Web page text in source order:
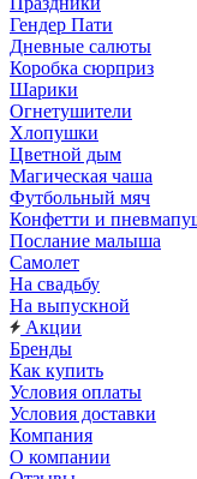
Гендер Пати
Дневные салюты
Коробка сюрприз
Шарики
Огнетушители
Хлопушки
Цветной дым
Магическая чаша
Футбольный мяч
Конфетти и
Послание малыша
Самолет
На свадьбу
На выпускной
Акции
Бренды
Как купить
Условия оплаты
Условия доставки
Компания
О компании